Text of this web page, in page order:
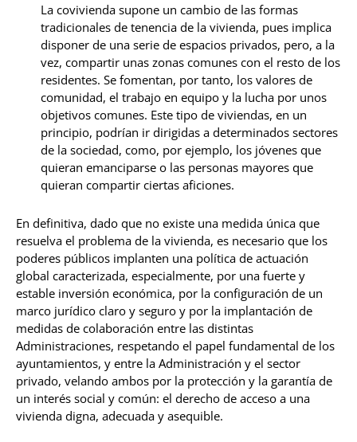
La covivienda supone un cambio de las formas
tradicionales de tenencia de la vivienda, pues implica
disponer de una serie de espacios privados, pero, a la
vez, compartir unas zonas comunes con el resto de los
residentes. Se fomentan, por tanto, los valores de
comunidad, el trabajo en equipo y la lucha por unos
objetivos comunes. Este tipo de viviendas, en un
principio, podrían ir dirigidas a determinados sectores
de la sociedad, como, por ejemplo, los jóvenes que
quieran emanciparse o las personas mayores que
quieran compartir ciertas aficiones.
En definitiva, dado que no existe una medida única que
resuelva el problema de la vivienda, es necesario que los
poderes públicos implanten una política de actuación
global caracterizada, especialmente, por una fuerte y
estable inversión económica, por la configuración de un
marco jurídico claro y seguro y por la implantación de
medidas de colaboración entre las distintas
Administraciones, respetando el papel fundamental de los
ayuntamientos, y entre la Administración y el sector
privado, velando ambos por la protección y la garantía de
un interés social y común: el derecho de acceso a una
vivienda digna, adecuada y asequible.